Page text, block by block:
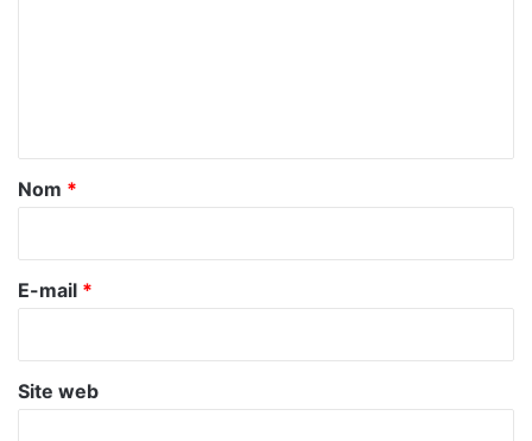
a
r
e
Nom *
E-mail *
Site web